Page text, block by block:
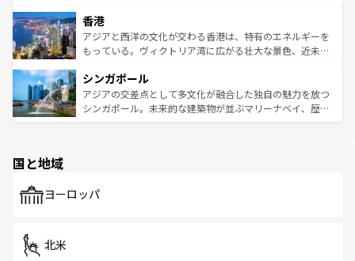
とつ。フォーやバインミー、ベトナムコーヒーなどは、ぜ
ひ現地で味わいたい。どの地域を訪れてもあたたかい人々
が旅行者を迎えてくれるので、きっと忘れられない旅にな
参照してほしい。
の活気が交差している。北部ではチェンマイなどの山岳地
帯で自然と触れ合い、南部ではプーケットやクラビの美し
いビーチでリゾート気分を楽しむことができる。タイ料理
激する。気候は一年中温暖で、どの季節にも異なる楽しみ
が待っている。親しみやすいタイの人々、仏教を中心とし
た文化、そして多様な観光資源が、訪れる旅人を魅了し続
香港
アジアと西洋の文化が交わる香港は、特有のエネルギーを
もっている。ヴィクトリア湾に広がる壮大な景色、近未来
み、どこを訪れても感動するはず。観光スポットが密集し
ており、効率よく見どころを回れるのも魅力。息をのむよ
うな絶景から文化的な体験まで、香港を存分に楽しみ尽く
シンガポール
アジアの交差点として多文化が融合した独自の魅力を放つ
シンガポール。未来的な建築物が並ぶマリーナベイ、歴史
で、ホーカーズは地元の風情を楽しめる外せないスポット
国と地域
ヨーロッパ
北米